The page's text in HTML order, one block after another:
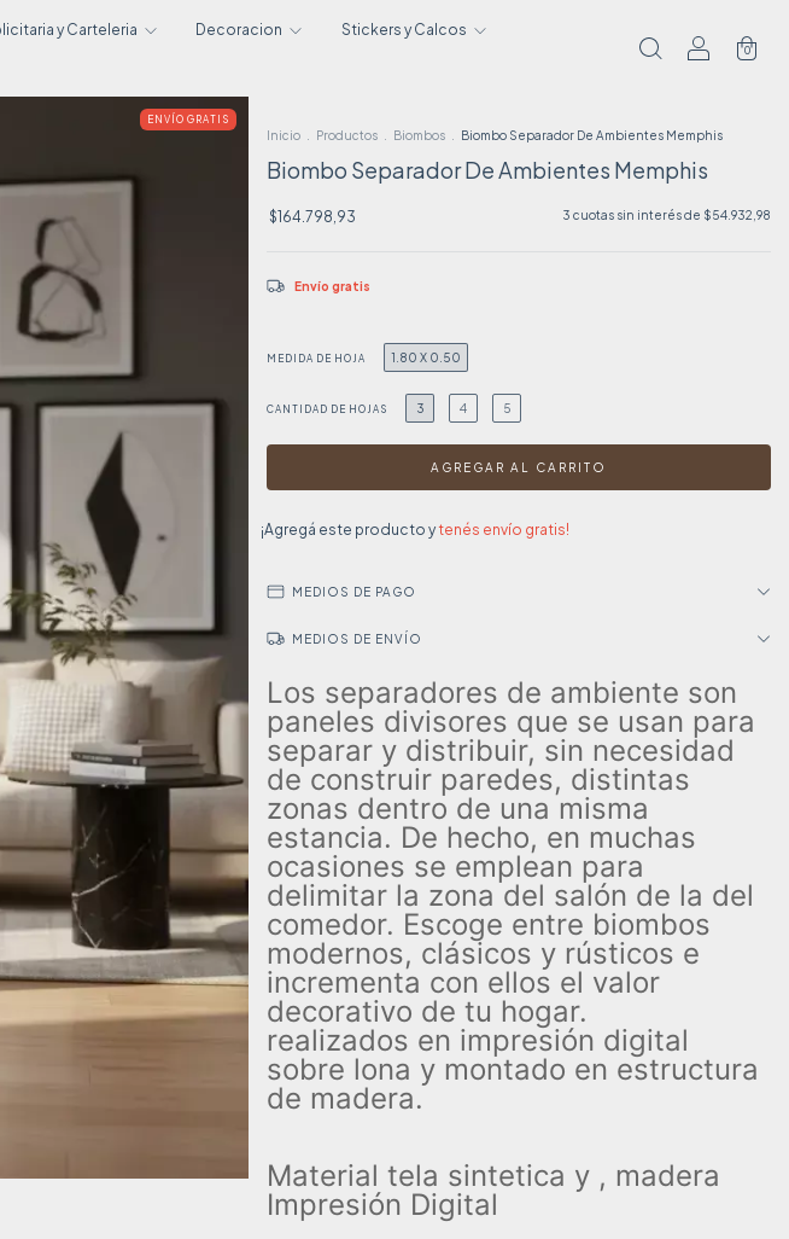
y Carteleria Decoracion
Stickers y Calcos
0
ENVÍO GRATIS
Inicio Productos Biombos Biombo Separador De Ambientes Memphis
Biombo Separador De Ambientes Memphis
$164.798,93 3 cuotas sin interés de $54.932,98
Envío gratis
MEDIDA DE HOJA 1.80 X 0.50
CANTIDAD DE HOJAS 3 4 5
¡Agregá este producto ytenés envío gratis!
MEDIOS DE PAGO
MEDIOS DE ENVÍO
Los separadores de ambiente son
paneles divisores que se usan para
separar y distribuir, sin necesidad
de construir paredes, distintas
zonas dentro de una misma
estancia. De hecho, en muchas
ocasiones se emplean para
delimitar la zona del salón de la del
comedor. Escoge entre biombos
modernos, clásicos y rústicos e
incrementa con ellos el valor
decorativo de tu hogar.
realizados en impresión digital
sobre lona y montado en estructura
de madera.
Material tela sintetica y , madera
Impresión Digital